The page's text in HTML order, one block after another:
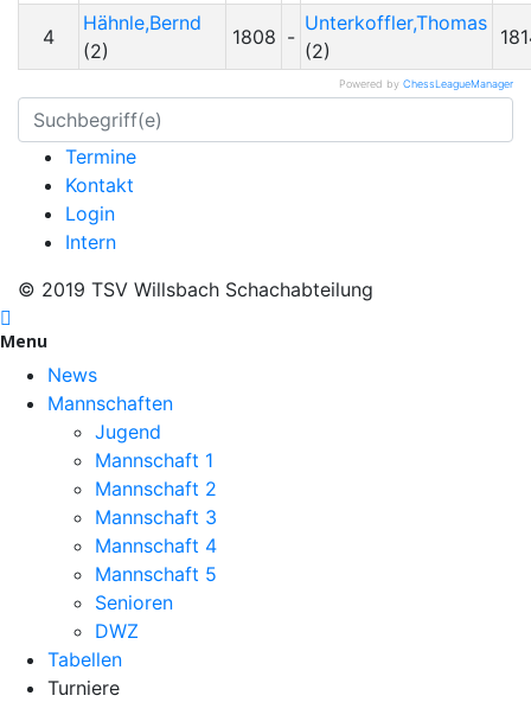
4
Hähnle,Bernd
(2)
1808 -
Unterkoffler,Thomas
(2)
Powered by ChessLeagueManager
Termine
Kontakt
Login
Intern
© 2019 TSV Willsbach Schachabteilung
Menu
News
Mannschaften
Jugend
Mannschaft 1
Mannschaft 2
Mannschaft 3
Mannschaft 4
Mannschaft 5
Senioren
DWZ
Tabellen
Turniere